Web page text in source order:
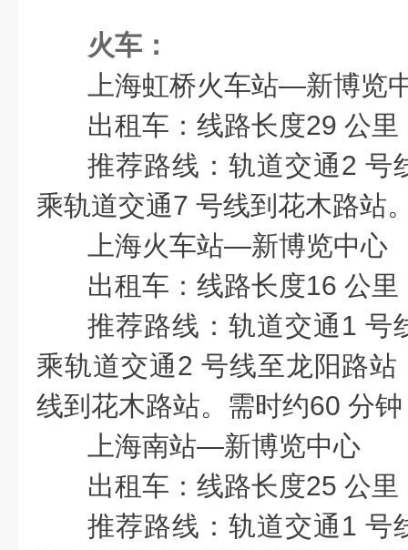
火车：
上海虹桥火车站—新博览
出租车：线路长度29 公里
推荐路线：轨道交通2 号
乘轨道交通7 号线到花木路站
上海火车站—新博览中心
出租车：线路长度16 公里
推荐路线：轨道交通1 号
乘轨道交通2 号线至龙阳路
线到花木路站。需时约60 分钟
上海南站—新博览中心
出租车：线路长度25 公里
推荐路线：轨道交通1 号